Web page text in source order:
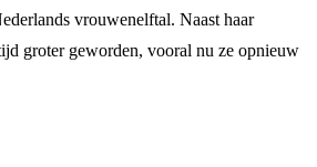
vrouwenelftal. Naast haar
groter geworden, vooral nu ze opnieuw